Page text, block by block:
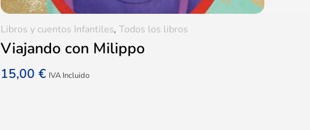
Viajando con Milippo
15,00€ IVA Incluido
Libros y cuentos Infantiles,Todos los libros